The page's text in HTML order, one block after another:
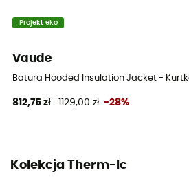
Projekt eko
Vaude
Batura Hooded Insulation Jacket -
812,75 zł 1129,00 zł -28%
Kolekcja Therm-Ic